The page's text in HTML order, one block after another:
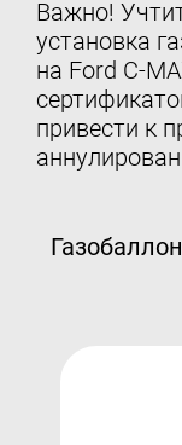
Важно!
установка
на Ford C-
привести к